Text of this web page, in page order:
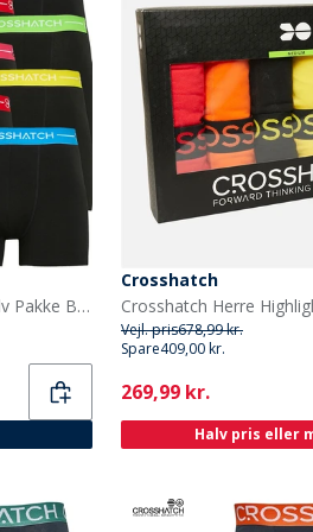
Crosshatch Mænd Astral Tolv Pakke Boxers Sort
Crosshatch
Vejl. pris678,99 kr.
Spare409,00 kr.
Current
269,99 kr.
Halv pris eller